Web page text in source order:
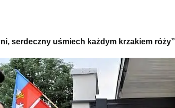
serdeczny uśmiech każdym krzakiem róży”